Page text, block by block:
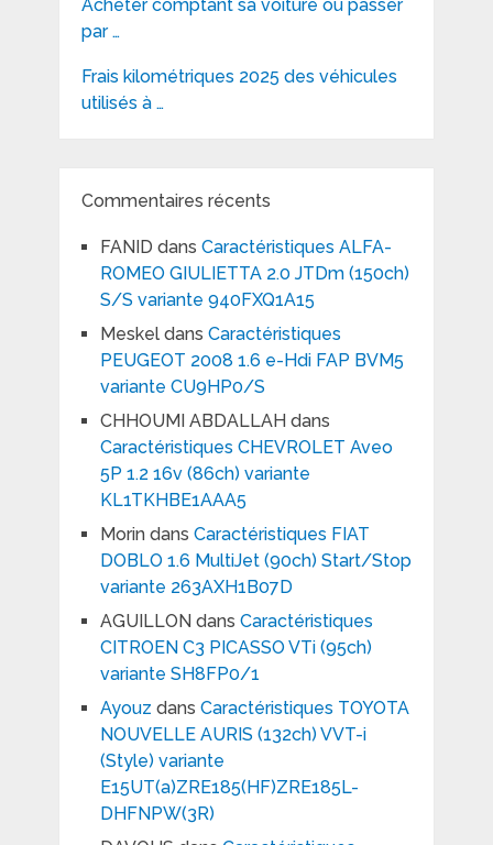
Acheter comptant sa voiture ou passer
par …
Frais kilométriques 2025 des véhicules
utilisés à …
Commentaires récents
FANID dans Caractéristiques ALFA-
ROMEO GIULIETTA 2.0 JTDm (150ch)
S/S variante 940FXQ1A15
Meskeldans Caractéristiques
PEUGEOT 2008 1.6 e-Hdi FAP BVM5
variante CU9HP0/S
CHHOUMI ABDALLAH dans
Caractéristiques CHEVROLET Aveo
5P 1.2 16v (86ch) variante
KL1TKHBE1AAA5
Morindans Caractéristiques FIAT
DOBLO 1.6 MultiJet (90ch) Start/Stop
variante 263AXH1B07D
AGUILLON dans Caractéristiques
CITROEN C3 PICASSO VTi (95ch)
variante SH8FP0/1
Ayouz dans Caractéristiques TOYOTA
NOUVELLE AURIS (132ch) VVT-i
(Style) variante
E15UT(a)ZRE185(HF)ZRE185L-
DHFNPW(3R)